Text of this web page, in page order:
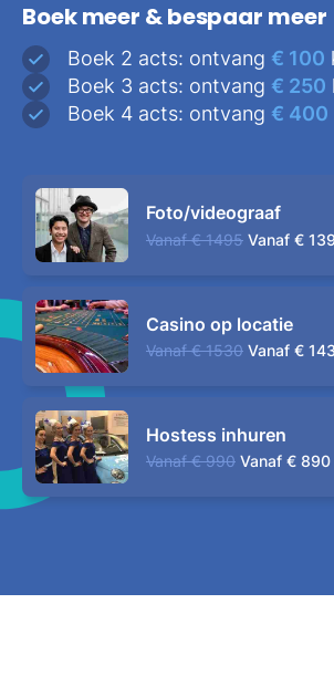
Boek meer & bespaar meer
Boek 2 acts: ontvang € 100
Boek 3 acts: ontvang € 250
Boek 4 acts: ontvang € 400
Foto/videograaf
Vanaf € 1495 Vanaf €
Casino op locatie
Vanaf € 1530 Vanaf €
Hostess inhuren
Vanaf € 990 Vanaf € 890